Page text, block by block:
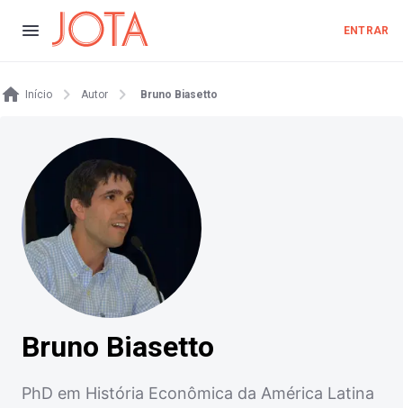
ENTRAR
Início Autor Bruno Biasetto
Bruno Biasetto
PhD em História Econômica da América Latina